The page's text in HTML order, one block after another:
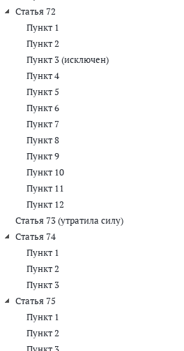
Статья 72
Пункт 1
Пункт 2
Пункт 3 (исключен)
Пункт 4
Пункт 5
Пункт 6
Пункт 7
Пункт 8
Пункт 9
Пункт 10
Пункт 11
Пункт 12
Статья 73 (утратила силу)
Статья 74
Пункт 1
Пункт 2
Пункт 3
Статья 75
Пункт 1
Пункт 2